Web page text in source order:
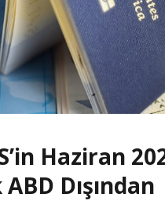
Haziran
Dışından